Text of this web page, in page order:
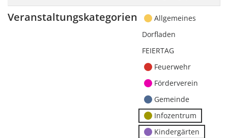
Veranstaltungskategorien
Allgemeines
Dorfladen
FEIERTAG
Feuerwehr
Förderverein
Gemeinde
Infozentrum
Kindergärten